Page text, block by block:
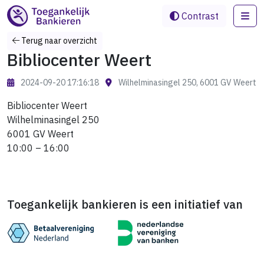
Contrast
Terug naar overzicht
Bibliocenter Weert
2024-09-20 17:16:18 Wilhelminasingel 250, 6001 GV Weert
Bibliocenter Weert
Wilhelminasingel 250
6001 GV Weert
10:00 – 16:00
Toegankelijk bankieren is een initiatief van